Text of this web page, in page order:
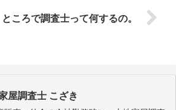
ところで調査士って何するの。
屋調査士 こざき